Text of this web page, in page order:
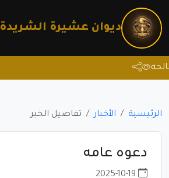
ديوان عشيرة الشريدة
الرئيسية الأخبار تفاصيل الخبر
دعوه عامه